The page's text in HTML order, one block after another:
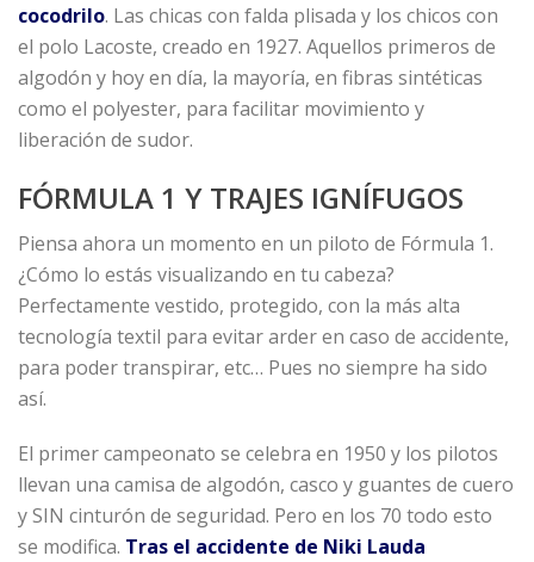
cocodrilo. Las chicas con falda plisada y los chicos con
el polo Lacoste, creado en 1927. Aquellos primeros de
algodón y hoy en día, la mayoría, en fibras sintéticas
como el polyester, para facilitar movimiento y
liberación de sudor.
FÓRMULA 1 Y TRAJES IGNÍFUGOS
Piensa ahora un momento en un piloto de Fórmula 1.
¿Cómo lo estás visualizando en tu cabeza?
Perfectamente vestido, protegido, con la más alta
tecnología textil para evitar arder en caso de accidente,
para poder transpirar, etc… Pues no siempre ha sido
así.
El primer campeonato se celebra en 1950 y los pilotos
llevan una camisa de algodón, casco y guantes de cuero
y SIN cinturón de seguridad. Pero en los 70 todo esto
se modifica. Tras el accidente de Niki Lauda